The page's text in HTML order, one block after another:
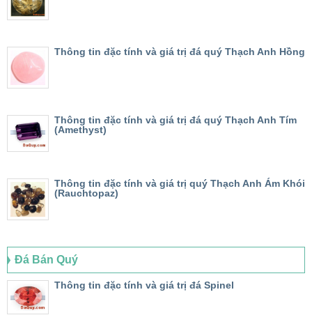
Thông tin đặc tính và giá trị đá quý Thạch Anh Hồng
Thông tin đặc tính và giá trị đá quý Thạch Anh Tím
(Amethyst)
Thông tin đặc tính và giá trị quý Thạch Anh Ám Khói
(Rauchtopaz)
Đá Bán Quý
Thông tin đặc tính và giá trị đá Spinel